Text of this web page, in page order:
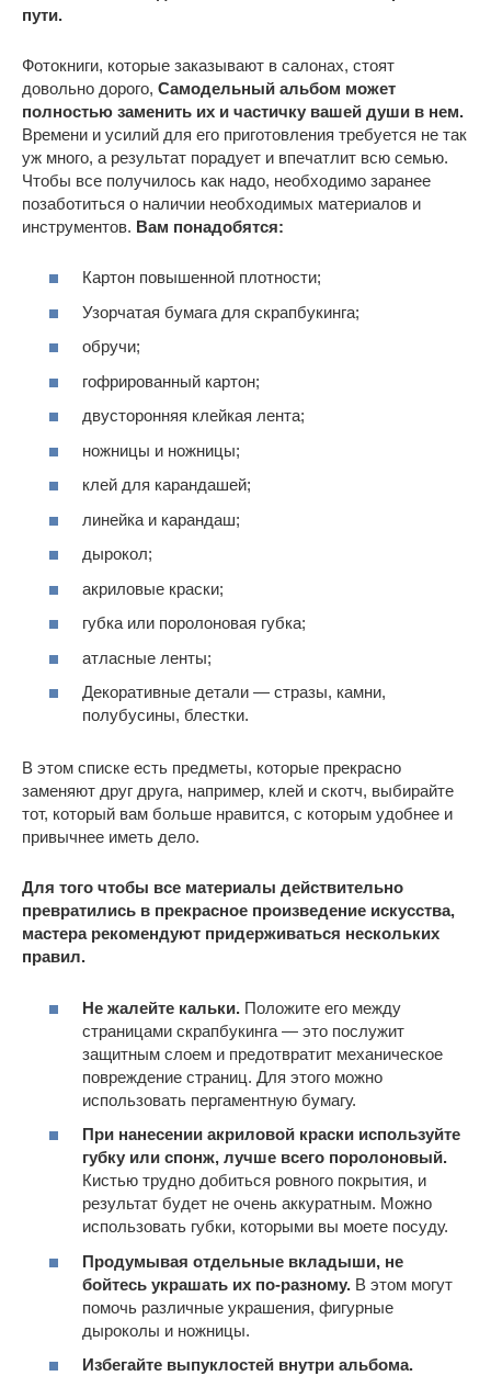
пути.
Фотокниги, которые заказывают в салонах, стоят
довольно дорого, Самодельный альбом может
полностью заменить их и частичку вашей души в нем.
Времени и усилий для его приготовления требуется не так
уж много, а результат порадует и впечатлит всю семью.
Чтобы все получилось как надо, необходимо заранее
позаботиться о наличии необходимых материалов и
инструментов. Вам понадобятся:
Картон повышенной плотности;
Узорчатая бумага для скрапбукинга;
обручи;
гофрированный картон;
двусторонняя клейкая лента;
ножницы и ножницы;
клей для карандашей;
линейка и карандаш;
дырокол;
акриловые краски;
губка или поролоновая губка;
атласные ленты;
Декоративные детали — стразы, камни,
полубусины, блестки.
В этом списке есть предметы, которые прекрасно
заменяют друг друга, например, клей и скотч, выбирайте
тот, который вам больше нравится, с которым удобнее и
привычнее иметь дело.
Для того чтобы все материалы действительно
превратились в прекрасное произведение искусства,
мастера рекомендуют придерживаться нескольких
правил.
Не жалейте кальки. Положите его между
страницами скрапбукинга — это послужит
защитным слоем и предотвратит механическое
повреждение страниц. Для этого можно
использовать пергаментную бумагу.
При нанесении акриловой краски используйте
губку или спонж, лучше всего поролоновый.
Кистью трудно добиться ровного покрытия, и
результат будет не очень аккуратным. Можно
использовать губки, которыми вы моете посуду.
Продумывая отдельные вкладыши, не
бойтесь украшать их по-разному. В этом могут
помочь различные украшения, фигурные
дыроколы и ножницы.
Избегайте выпуклостей внутри альбома.